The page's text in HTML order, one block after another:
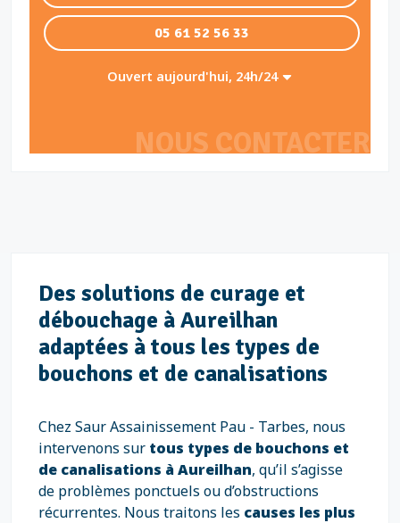
NOUS CONTACTER
05 61 52 56 33
Ouvert aujourd'hui, 24h/24
Des solutions de curage et
débouchage à Aureilhan
adaptées à tous les types de
bouchons et de canalisations
Chez Saur Assainissement Pau - Tarbes, nous
intervenons sur tous types de bouchons et
de canalisations à Aureilhan, qu’il s’agisse
de problèmes ponctuels ou d’obstructions
récurrentes. Nous traitons les causes les plus